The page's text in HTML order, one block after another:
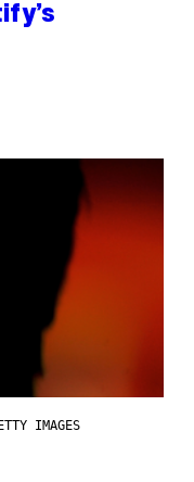
IMAGES